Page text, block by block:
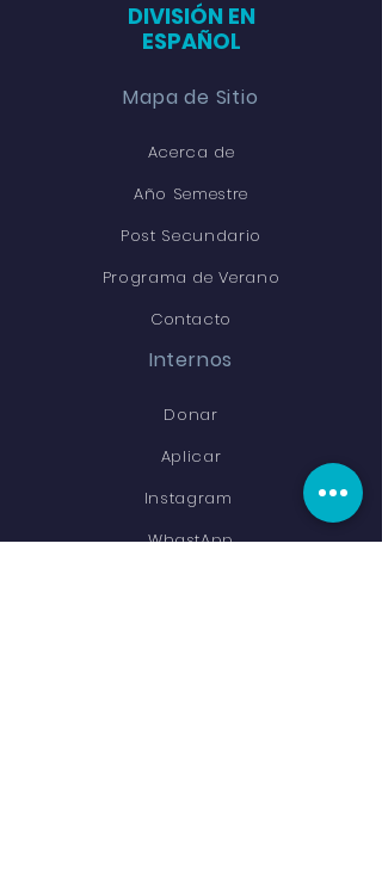
DIVISIÓN EN
ESPAÑOL
Mapa de Sitio
Acerca de
Año Semestre
Post Secundario
Programa de Verano
Contacto
Internos
Donar
Aplicar
Instagram
WhastApp